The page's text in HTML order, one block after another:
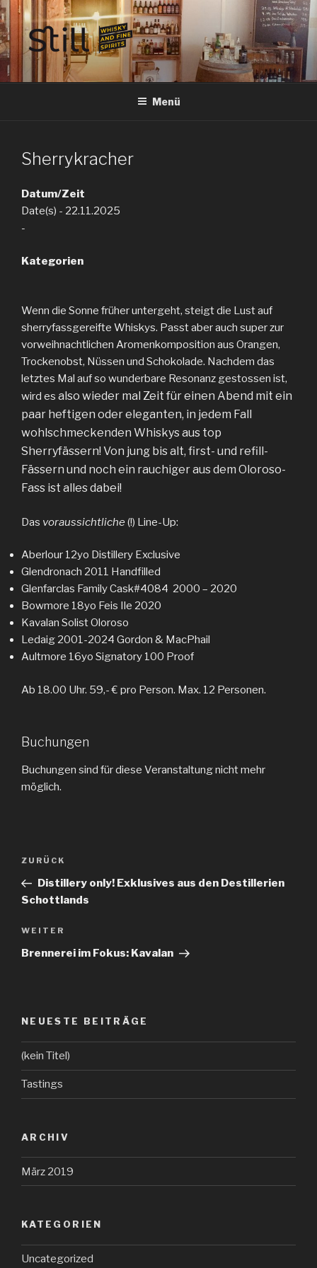
Zum
Inhalt
springen
STILL SPIRITS HILDESHEIM
Whisky, Rum, Gin, Cognac, Tequila und Tastings in Hildesheim
Menü
Sherrykracher
Datum/Zeit
Date(s) - 22.11.2025
-
Kategorien
Wenn die Sonne früher untergeht, steigt die Lust auf
sherryfassgereifte Whiskys. Passt aber auch super zur
vorweihnachtlichen Aromenkomposition aus Orangen,
Trockenobst, Nüssen und Schokolade. Nachdem das
letztes Mal auf so wunderbare Resonanz gestossen ist,
wird es also wieder mal Zeit für einen Abend mit ein
paar heftigen oder eleganten, in jedem Fall
wohlschmeckenden Whiskys aus top
Sherryfässern! Von jung bis alt, first- und refill-
Fässern und noch ein rauchiger aus dem Oloroso-
Fass ist alles dabei!
Das voraussichtliche (!) Line-Up:
Aberlour 12yo Distillery Exclusive
Glendronach 2011 Handfilled
Glenfarclas Family Cask#4084 2000 – 2020
Bowmore 18yo Feis Ile 2020
Kavalan Solist Oloroso
Ledaig 2001-2024 Gordon & MacPhail
Aultmore 16yo Signatory 100 Proof
Ab 18.00 Uhr. 59,- € pro Person. Max. 12 Personen.
Buchungen
Buchungen sind für diese Veranstaltung nicht mehr
möglich.
Beitragsnavigation
Vorheriger
Beitrag
ZURÜCK
Distillery only! Exklusives aus den Destillerien
Schottlands
Nächster
Beitrag
WEITER
Brennerei im Fokus: Kavalan
NEUESTE BEITRÄGE
(kein Titel)
Tastings
ARCHIV
März 2019
KATEGORIEN
Uncategorized